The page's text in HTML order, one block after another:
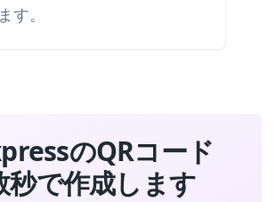
す。
のQRコード
秒で作成します